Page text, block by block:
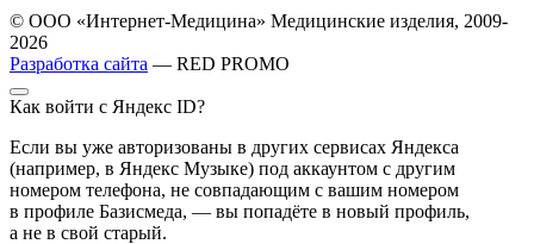
© ООО «Интернет-Медицина» Медицинские изделия, 2009-
2026
Разработка сайта — RED PROMO
Как войти с Яндекс ID?
Если вы уже авторизованы в других сервисах Яндекса
(например, в Яндекс Музыке) под аккаунтом с другим
номером телефона, не совпадающим с вашим номером
в профиле Базисмеда, — вы попадёте в новый профиль,
а не в свой старый.